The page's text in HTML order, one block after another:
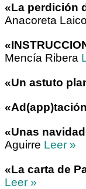
«La perdición
Anacoreta Laico
Mencía Ribera
«Un astuto
«Unas
Aguirre Leer »
«La carta de
Leer »